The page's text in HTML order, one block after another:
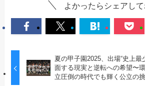
よかったらシェアして
夏の甲子園2025、出場“史上最
面する現実と逆転への希望〜
立圧倒の時代でも輝く公立の